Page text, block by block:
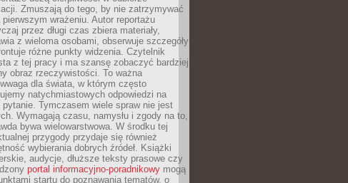
Zmuszają do tego, by nie zatrzymywać
pierwszym wrażeniu. Autor reportażu
przez długi czas zbiera materiały,
z wieloma osobami, obserwuje szczegóły
różne punkty widzenia. Czytelnik
z tej pracy i ma szansę zobaczyć bardziej
obraz rzeczywistości. To ważna
dla świata, w którym często
natychmiastowych odpowiedzi na
pytanie. Tymczasem wiele spraw nie jest
Wymagają czasu, namysłu i zgody na to,
bywa wielowarstwowa. W środku tej
przygody przydaje się również
wybierania dobrych źródeł. Książki
audycje, dłuższe teksty prasowe czy
portal informacyjno-poradnikowy mogą
startu do poznawania tematów, o